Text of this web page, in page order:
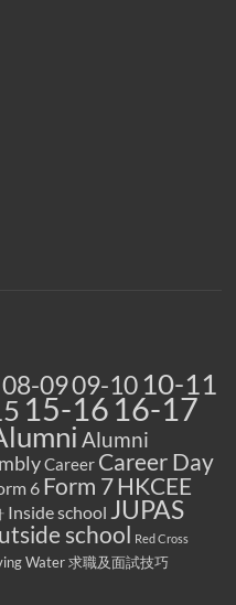
08-0909-10 10-11
15-16 16-17
Alumni
Career Career Day
6 Form 7HKCEE
Inside school JUPAS
school Red Cross
Water 求職及面試技巧